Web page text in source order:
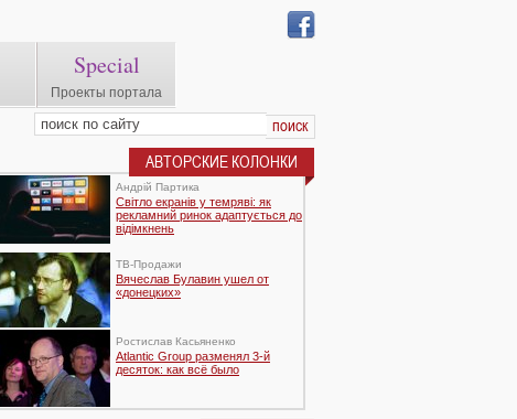
Special
Проекты портала
АВТОРСКИЕ КОЛОНКИ
Андрій Партика
Світло екранів у темряві: як
рекламний ринок адаптується до
відімкнень
TВ-Продажи
Вячеслав Булавин ушел от
«донецких»
Ростислав Касьяненко
Atlantic Group разменял 3-й
десяток: как всё было